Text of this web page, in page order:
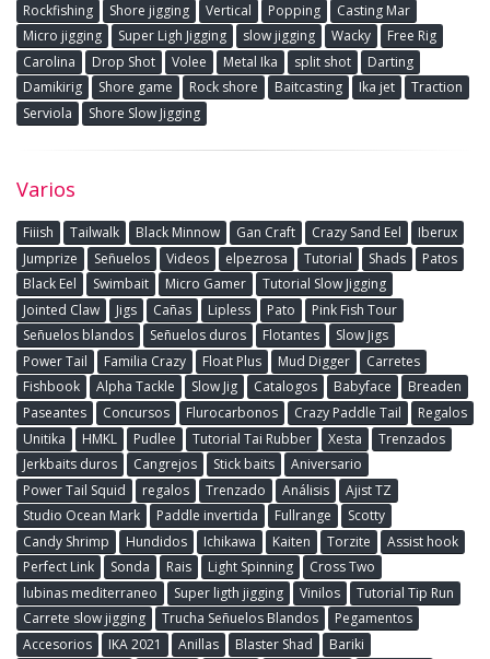
Rockfishing
Shore jigging Vertical Popping
Casting Mar
Micro jigging
Super Ligh Jigging slow jigging Wacky
Free Rig
Carolina
Drop Shot Volee Metal Ika split shot
Darting
Damikirig
Shore game Rock shore Baitcasting Ika jet
Traction
Serviola
Shore Slow Jigging
Varios
Fiiish Tailwalk Black Minnow Gan Craft Crazy Sand Eel
Iberux
Jumprize
Señuelos Videos elpezrosa Tutorial Shads
Patos
Black Eel
Swimbait Micro Gamer
Tutorial Slow Jigging
Jointed Claw
Jigs Cañas Lipless Pato
Pink Fish Tour
Señuelos blandos
Señuelos duros Flotantes
Slow Jigs
Power Tail
Familia Crazy Float Plus Mud Digger
Carretes
Fishbook
Alpha Tackle Slow Jig Catalogos Babyface
Breaden
Paseantes
Concursos Flurocarbonos Crazy Paddle Tail
Regalos
Unitika
HMKL Pudlee Tutorial Tai Rubber Xesta
Trenzados
Jerkbaits duros
Cangrejos Stick baits
Aniversario
Power Tail Squid
regalos Trenzado Análisis
Ajist TZ
Studio Ocean Mark
Paddle invertida Fullrange
Scotty
Candy Shrimp
Hundidos Ichikawa Kaiten Torzite
Assist hook
Perfect Link
Sonda Rais Light Spinning
Cross Two
lubinas mediterraneo
Super ligth jigging Vinilos
Tutorial Tip Run
Carrete slow jigging
Trucha Señuelos Blandos
Pegamentos
Accesorios
IKA 2021 Anillas Blaster Shad
Bariki